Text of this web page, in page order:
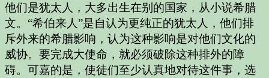
他们是犹太人，大多出生在别的国家，从小说希腊
文。“希伯来人”是自认为更纯正的犹太人，他们排
斥外来的希腊影响，认为这种影响是对他们文化的
威协。要完成大使命，就必须破除这种排外的障
碍。可嘉的是，使徒们至少认真地对待这件事，选